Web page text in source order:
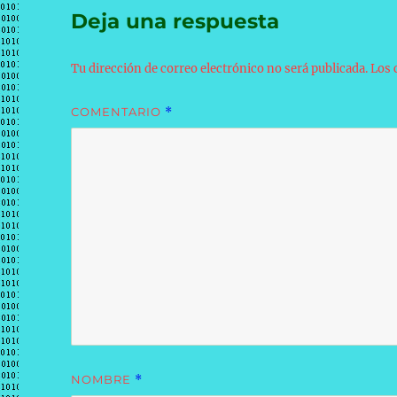
Deja una respuesta
Tu dirección de correo electrónico no será publicada.Los
COMENTARIO *
NOMBRE *